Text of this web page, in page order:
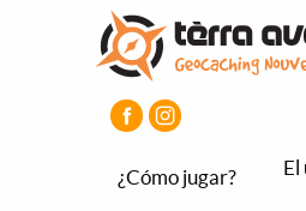
¿Cómo jugar?
El